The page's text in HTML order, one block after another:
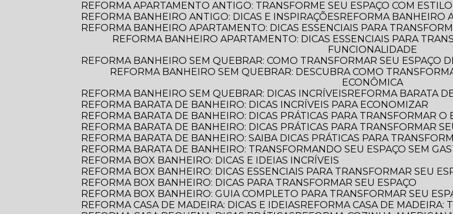
REFORMA APARTAMENTO ANTIGO: TRANSFORME SEU ESPAÇO COM
REFORMA BANHEIRO ANTIGO: DICAS E INSPIRAÇÕES
REFORMA BANHEIRO
REFORMA BANHEIRO APARTAMENTO: DICAS ESSENCIAIS PARA
REFORMA BANHEIRO APARTAMENTO: DICAS ESSENCIAIS PARA TRANSFORMAR SEU ESPAÇO COM ESTILO E
FUNCIONALIDADE
REFORMA BANHEIRO SEM QUEBRAR: COMO TRANSFORMAR SEU ESPAÇO
REFORMA BANHEIRO SEM QUEBRAR: DESCUBRA COMO TRANSFORMAR SEU ESPAÇO DE FORMA PRÁTICA E
ECONÔMICA
REFORMA BANHEIRO SEM QUEBRAR: DICAS INCRÍVEIS
REFORMA BARATA
REFORMA BARATA DE BANHEIRO: DICAS INCRÍVEIS PARA ECONOMIZAR
REFORMA BARATA DE BANHEIRO: DICAS PRÁTICAS PARA TRANSFORMAR
REFORMA BARATA DE BANHEIRO: DICAS PRÁTICAS PARA TRANSFORMAR
REFORMA BARATA DE BANHEIRO: SAIBA DICAS PRÁTICAS PARA
REFORMA BARATA DE BANHEIRO: TRANSFORMANDO SEU ESPAÇO SEM
REFORMA BOX BANHEIRO: DICAS E IDEIAS INCRÍVEIS
REFORMA BOX BANHEIRO: DICAS ESSENCIAIS PARA TRANSFORMAR SEU
REFORMA BOX BANHEIRO: DICAS PARA TRANSFORMAR SEU ESPAÇO
REFORMA BOX BANHEIRO: GUIA COMPLETO PARA TRANSFORMAR SEU
REFORMA CASA DE MADEIRA: DICAS E IDEIAS
REFORMA CASA DE MADEIRA: